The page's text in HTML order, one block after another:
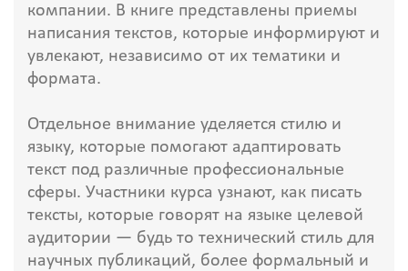
компании. В книге представлены приемы
написания текстов, которые информируют и
увлекают, независимо от их тематики и
формата.
Отдельное внимание уделяется стилю и
языку, которые помогают адаптировать
текст под различные профессиональные
сферы. Участники курса узнают, как писать
тексты, которые говорят на языке целевой
аудитории — будь то технический стиль для
научных публикаций, более формальный и